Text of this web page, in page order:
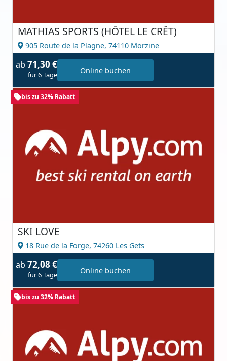
MATHIAS SPORTS (HÔTEL LE CRÊT)
905 Route de la Plagne, 74110 Morzine
ab 71,30 €
für 6 Tage Online buchen
bis zu 32% Rabatt
SKI LOVE
18 Rue de la Forge, 74260 Les Gets
ab 72,08 €
für 6 Tage Online buchen
bis zu 32% Rabatt